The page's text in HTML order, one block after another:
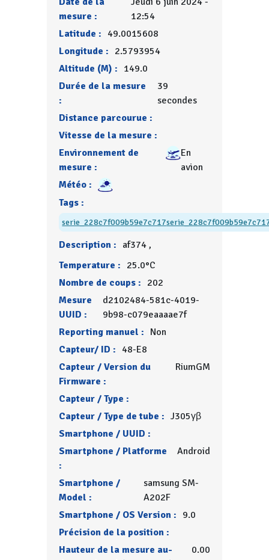
mesure :
12:54
Latitude : 49.0015608
Longitude : 2.5793954
Altitude (M) : 149.0
Durée de la mesure
:
39
secondes
Distance parcourue :
Vitesse de la mesure :
Environnement de
mesure :
En
avion
Météo :
Tags :
serie_228c7f009b59e7c717
Description : af374 ,
Temperature : 25.0°C
Nombre de coups : 202
Mesure
UUID :
d2102484-581c-4019-
9b98-c079eaaaae7f
Reporting manuel : Non
Capteur/ ID : 48-E8
Capteur / Version du
Firmware :
RiumGM
Capteur / Type :
Capteur / Type de tube : J305γβ
Smartphone / UUID :
Smartphone / Platforme
:
Android
Smartphone /
Model :
samsung SM-
A202F
Smartphone / OS Version : 9.0
Précision de la position :
Hauteur de la mesure au-
0.00